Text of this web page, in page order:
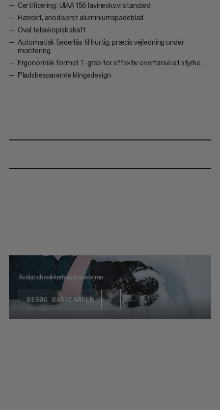
Certificering: UIAA 156 lavineskovl standard
Hærdet, anodiseret aluminiumspadeblad
Oval teleskopisk skaft
Automatisk fjederlås til hurtig, præcis vejledning under
montering.
Ergonomisk formet T-greb for effektiv overførsel af styrke.
Pladsbesparende klingedesign
Avalanchesikkerhedsbaselejren
BESØG BASECAMPEN